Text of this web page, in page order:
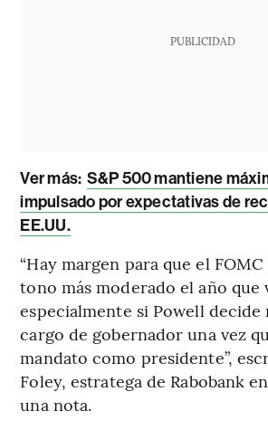
PUBLICIDAD
Ver más: S&P 500 mantiene
impulsado por expectativas de
EE.UU.
“Hay margen para que el
tono más moderado el año que
especialmente si Powell
cargo de gobernador una vez
mandato como presidente”,
Foley, estratega de Rabobank
una nota.